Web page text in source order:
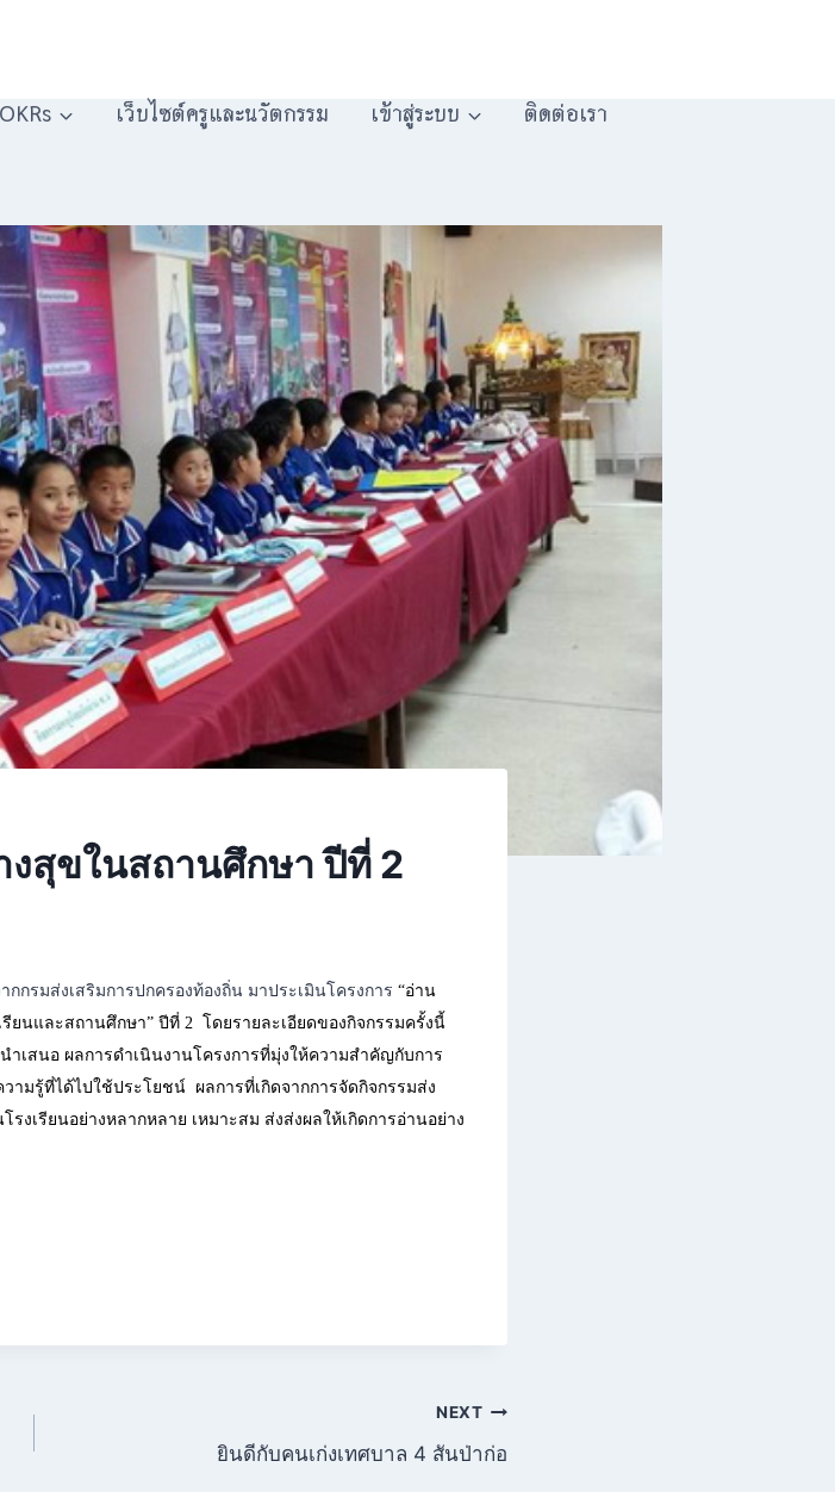
OKRs เว็บไซต์ครูและนวัตกรรม เข้าสู่ระบบ ติดต่อเรา
งสุขในสถานศึกษา ปีที่ 2
กกรมส่งเสริมการปกครองท้องถิ่น มาประเมินโครงการ “อ่าน
รียนและสถานศึกษา” ปีที่ 2 โดยรายละเอียดของกิจกรรมครั้งนี้
นำเสนอ ผลการดำเนินงานโครงการที่มุ่งให้ความสำคัญกับการ
ามรู้ที่ได้ไปใช้ประโยชน์ ผลการที่เกิดจากการจัดกิจกรรมส่ง
รงเรียนอย่างหลากหลาย เหมาะสม ส่งส่งผลให้เกิดการอ่านอย่าง
NEXT
ยินดีกับคนเก่งเทศบาล 4 สันป่าก่อ